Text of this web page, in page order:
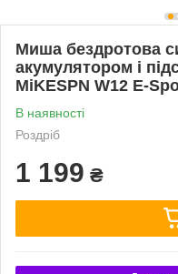
Миша бездротова
акумулятором і
MiKESPN W12 E-
В наявності
Роздріб
1 199 ₴